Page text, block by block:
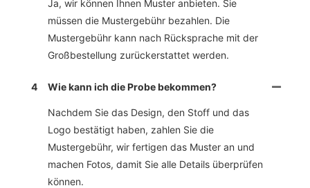
Ja, wir können Ihnen Muster anbieten. Sie
müssen die Mustergebühr bezahlen. Die
Mustergebühr kann nach Rücksprache mit der
Großbestellung zurückerstattet werden.
4 Wie kann ich die Probe bekommen?
Nachdem Sie das Design, den Stoff und das
Logo bestätigt haben, zahlen Sie die
Mustergebühr, wir fertigen das Muster an und
machen Fotos, damit Sie alle Details überprüfen
können.